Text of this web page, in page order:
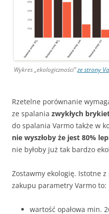
Wykres „ekologiczności”ze strony
Rzetelne porównanie
ze spalania zwykłych
do spalania Varmo także w
nie wyszłoby że jest 80%
nie byłoby już tak bardzo
Zostawmy ekologię. Istotne
zakupu parametry Varmo to:
wartość opałowa min.